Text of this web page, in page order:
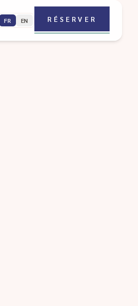
FR EN RÉSERVER